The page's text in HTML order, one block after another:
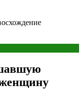
женщину